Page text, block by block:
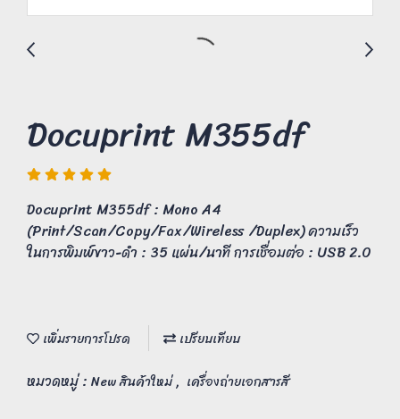
Docuprint M355df
Docuprint M355df : Mono A4
(Print/Scan/Copy/Fax/Wireless /Duplex) ความเร็ว
ในการพิมพ์ขาว-ดำ : 35 แผ่น/นาที การเชื่อมต่อ : USB 2.0
เพิ่มรายการโปรด เปรียบเทียบ
หมวดหมู่ : New สินค้าใหม่, เครื่องถ่ายเอกสารสี